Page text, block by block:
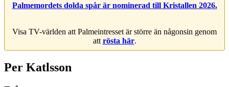
Palmemordets dolda spår är nominerad till Kristallen 2026.
Visa TV-världen att Palmeintresset är större än någonsin genom
att rösta här.
Per Katlsson